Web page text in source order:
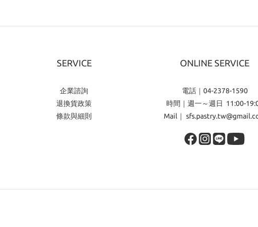
SERVICE
企業諮詢
退換貨政策
條款與細則
ONLINE SERVICE
電話｜04-2378-1590
時間｜週一～週日 11:00-
Mail｜